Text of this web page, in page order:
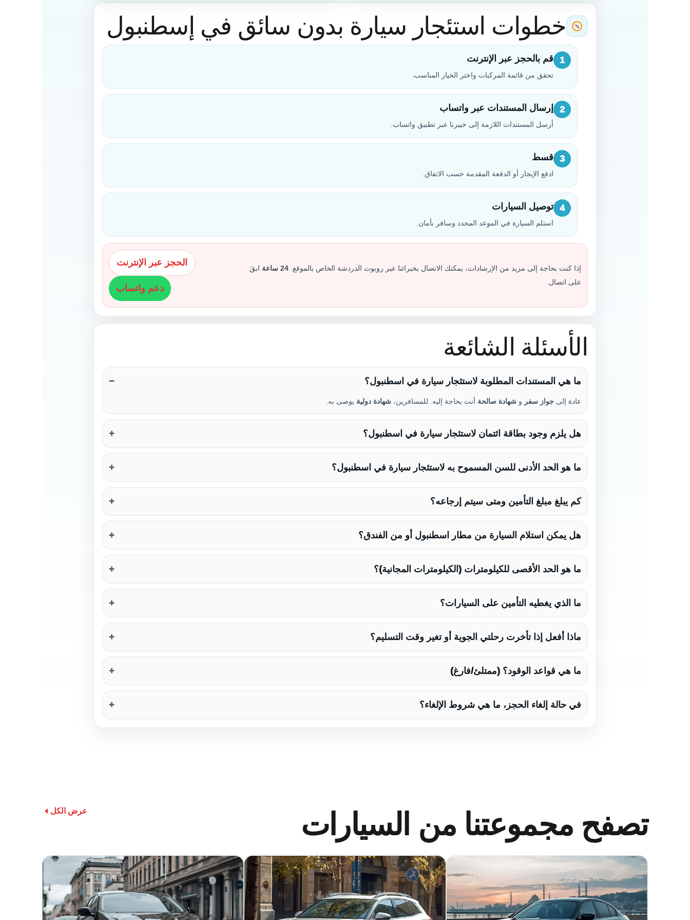
خطوات استئجار سيارة بدون سائق في إسطنبول
1 قم بالحجز عبر الإنترنت
تحقق من قائمة المركبات واختر الخيار المناسب.
2 إرسال المستندات عبر واتساب
أرسل المستندات اللازمة إلى خبيرنا عبر تطبيق واتساب.
3 قسط
ادفع الإيجار أو الدفعة المقدمة حسب الاتفاق.
4 توصيل السيارات
استلم السيارة في الموعد المحدد وسافر بأمان.
إذا كنت بحاجة إلى مزيد من الإرشادات، يمكنك الاتصال بخبرائنا عبر روبوت الدردشة الخاص بالموقع. 24 ساعة
ابقَ
على اتصال.
الحجز عبر الإنترنت
دعم واتساب
الأسئلة الشائعة
ما هي المستندات المطلوبة لاستئجار سيارة في اسطنبول؟
عادة إلى جواز سفر و شهادة صالحة أنت بحاجة إليه. للمسافرين، شهادة دولية يوصى به.
هل يلزم وجود بطاقة ائتمان لاستئجار سيارة في اسطنبول؟
ما هو الحد الأدنى للسن المسموح به لاستئجار سيارة في اسطنبول؟
كم يبلغ مبلغ التأمين ومتى سيتم إرجاعه؟
هل يمكن استلام السيارة من مطار اسطنبول أو من الفندق؟
ما هو الحد الأقصى للكيلومترات (الكيلومترات المجانية)؟
ما الذي يغطيه التأمين على السيارات؟
ماذا أفعل إذا تأخرت رحلتي الجوية أو تغير وقت التسليم؟
ما هي قواعد الوقود؟ (ممتلئ/فارغ)
في حالة إلغاء الحجز، ما هي شروط الإلغاء؟
تصفح مجموعتنا من السيارات عرض الكل